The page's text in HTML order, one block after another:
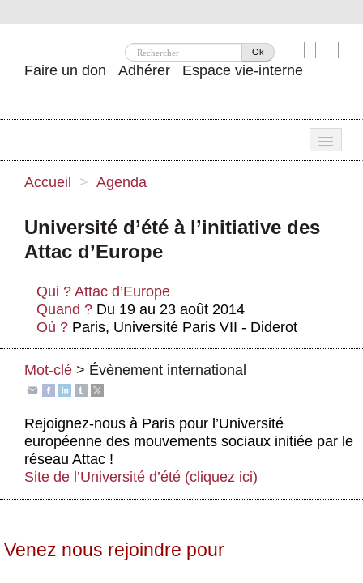
Ok
Faire un don Adhérer Espace vie-interne
Nos idées
Publications
Actus et médias
Accueil > Agenda
Université d’été à l’initiative des
Attac d’Europe
Qui ? Attac d’Europe
Quand ? Du 19 au 23 août 2014
Où ? Paris, Université Paris VII - Diderot
Mot-clé > Évènement international
Rejoignez-nous à Paris pour l’Université
européenne des mouvements sociaux initiée par le
réseau Attac !
Site de l’Université d’été (cliquez ici)
Venez nous rejoindre pour